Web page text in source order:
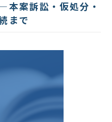
案訴訟・仮処分・
まで